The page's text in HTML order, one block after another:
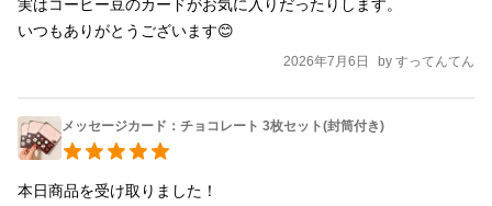
実はコーヒー豆のカードがお気に入りだったりします。
いつもありがとうございます😊
2026年7月6日 by すってんてん
メッセージカード：チョコレート 3枚セット(封筒付き)
本日商品を受け取りました！